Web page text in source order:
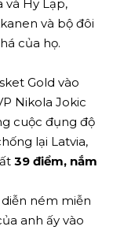
và Hy Lạp,
và bộ đôi
của họ.
Gold vào
Nikola Jokic
cuộc đụng độ
lại Latvia,
39 điểm, nắm
ném miễn
anh ấy vào